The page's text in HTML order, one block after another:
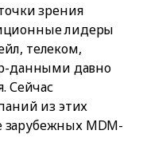
зрения
лидеры
телеком,
данными давно
Сейчас
из этих
MDM-